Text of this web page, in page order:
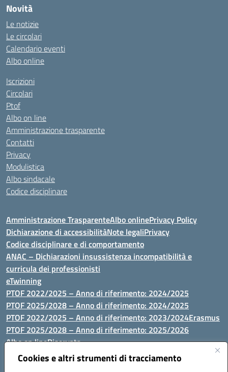
Cookies e altri strumenti di tracciamento
Novità
Le notizie
Le circolari
Calendario eventi
Albo online
Iscrizioni
Circolari
Ptof
Albo on line
Amministrazione trasparente
Contatti
Privacy
Modulistica
Albo sindacale
Codice disciplinare
Amministrazione TrasparenteAlbo onlinePrivacy Policy
Dichiarazione di accessibilitàNote legaliPrivacy
Codice disciplinare e di comportamento
ANAC – Dichiarazioni insussistenza incompatibilità e
curricula dei professionisti
eTwinning
PTOF 2022/2025 – Anno di riferimento: 2024/2025
PTOF 2025/2028 – Anno di riferimento: 2024/2025
PTOF 2022/2025 – Anno di riferimento: 2023/2024Erasmus
PTOF 2025/2028 – Anno di riferimento: 2025/2026
Albo on lineRiservata
P.N. Dotazione di attrezzature per le palestre